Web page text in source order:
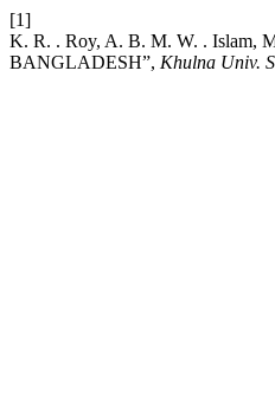
[1]
K. R. . Roy, A. B. M. W. . Islam,
BANGLADESH”, Khulna Univ.